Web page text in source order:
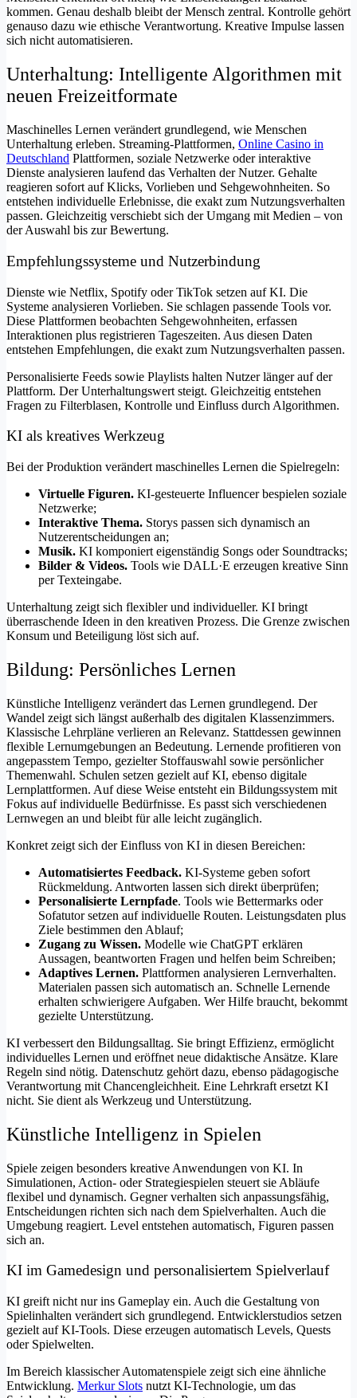
kommen. Genau deshalb bleibt der Mensch zentral. Kontrolle gehört
genauso dazu wie ethische Verantwortung. Kreative Impulse lassen
sich nicht automatisieren.
Unterhaltung: Intelligente Algorithmen mit
neuen Freizeitformate
Maschinelles Lernen verändert grundlegend, wie Menschen
Unterhaltung erleben. Streaming-Plattformen, Online Casino in
Deutschland Plattformen, soziale Netzwerke oder interaktive
Dienste analysieren laufend das Verhalten der Nutzer. Gehalte
reagieren sofort auf Klicks, Vorlieben und Sehgewohnheiten. So
entstehen individuelle Erlebnisse, die exakt zum Nutzungsverhalten
passen. Gleichzeitig verschiebt sich der Umgang mit Medien – von
der Auswahl bis zur Bewertung.
Empfehlungssysteme und Nutzerbindung
Dienste wie Netflix, Spotify oder TikTok setzen auf KI. Die
Systeme analysieren Vorlieben. Sie schlagen passende Tools vor.
Diese Plattformen beobachten Sehgewohnheiten, erfassen
Interaktionen plus registrieren Tageszeiten. Aus diesen Daten
entstehen Empfehlungen, die exakt zum Nutzungsverhalten passen.
Personalisierte Feeds sowie Playlists halten Nutzer länger auf der
Plattform. Der Unterhaltungswert steigt. Gleichzeitig entstehen
Fragen zu Filterblasen, Kontrolle und Einfluss durch Algorithmen.
KI als kreatives Werkzeug
Bei der Produktion verändert maschinelles Lernen die Spielregeln:
Virtuelle Figuren. KI-gesteuerte Influencer bespielen soziale
Netzwerke;
Interaktive Thema. Storys passen sich dynamisch an
Nutzerentscheidungen an;
Musik. KI komponiert eigenständig Songs oder Soundtracks;
Bilder & Videos. Tools wie DALL·E erzeugen kreative Sinn
per Texteingabe.
Unterhaltung zeigt sich flexibler und individueller. KI bringt
überraschende Ideen in den kreativen Prozess. Die Grenze zwischen
Konsum und Beteiligung löst sich auf.
Bildung: Persönliches Lernen
Künstliche Intelligenz verändert das Lernen grundlegend. Der
Wandel zeigt sich längst außerhalb des digitalen Klassenzimmers.
Klassische Lehrpläne verlieren an Relevanz. Stattdessen gewinnen
flexible Lernumgebungen an Bedeutung. Lernende profitieren von
angepasstem Tempo, gezielter Stoffauswahl sowie persönlicher
Themenwahl. Schulen setzen gezielt auf KI, ebenso digitale
Lernplattformen. Auf diese Weise entsteht ein Bildungssystem mit
Fokus auf individuelle Bedürfnisse. Es passt sich verschiedenen
Lernwegen an und bleibt für alle leicht zugänglich.
Konkret zeigt sich der Einfluss von KI in diesen Bereichen:
Automatisiertes Feedback. KI-Systeme geben sofort
Rückmeldung. Antworten lassen sich direkt überprüfen;
Personalisierte Lernpfade. Tools wie Bettermarks oder
Sofatutor setzen auf individuelle Routen. Leistungsdaten plus
Ziele bestimmen den Ablauf;
Zugang zu Wissen. Modelle wie ChatGPT erklären
Aussagen, beantworten Fragen und helfen beim Schreiben;
Adaptives Lernen. Plattformen analysieren Lernverhalten.
Materialen passen sich automatisch an. Schnelle Lernende
erhalten schwierigere Aufgaben. Wer Hilfe braucht, bekommt
gezielte Unterstützung.
KI verbessert den Bildungsalltag. Sie bringt Effizienz, ermöglicht
individuelles Lernen und eröffnet neue didaktische Ansätze. Klare
Regeln sind nötig. Datenschutz gehört dazu, ebenso pädagogische
Verantwortung mit Chancengleichheit. Eine Lehrkraft ersetzt KI
nicht. Sie dient als Werkzeug und Unterstützung.
Künstliche Intelligenz in Spielen
Spiele zeigen besonders kreative Anwendungen von KI. In
Simulationen, Action- oder Strategiespielen steuert sie Abläufe
flexibel und dynamisch. Gegner verhalten sich anpassungsfähig,
Entscheidungen richten sich nach dem Spielverhalten. Auch die
Umgebung reagiert. Level entstehen automatisch, Figuren passen
sich an.
KI im Gamedesign und personalisiertem Spielverlauf
KI greift nicht nur ins Gameplay ein. Auch die Gestaltung von
Spielinhalten verändert sich grundlegend. Entwicklerstudios setzen
gezielt auf KI-Tools. Diese erzeugen automatisch Levels, Quests
oder Spielwelten.
Im Bereich klassischer Automatenspiele zeigt sich eine ähnliche
Entwicklung. Merkur Slots nutzt KI-Technologie, um das